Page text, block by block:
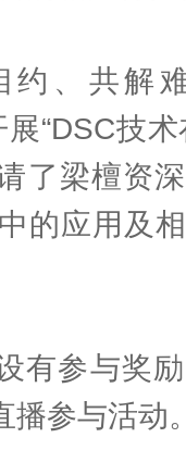
共解难
“DSC技
了梁檀资
的应用及
参与奖励
播参与活动